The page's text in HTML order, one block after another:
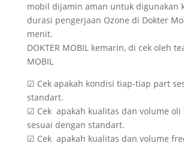
mobil dijamin aman untuk digunakan
durasi pengerjaan Ozone di Dokter
menit.
DOKTER MOBIL kemarin, di cek oleh
MOBIL
☑ Cek apakah kondisi tiap-tiap part
standart.
☑ Cek apakah kualitas dan volume oli
sesuai dengan standart.
☑ Cek apakah kualitas dan volume